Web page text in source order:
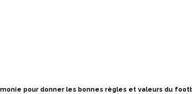
pour donner les bonnes règles et valeurs du